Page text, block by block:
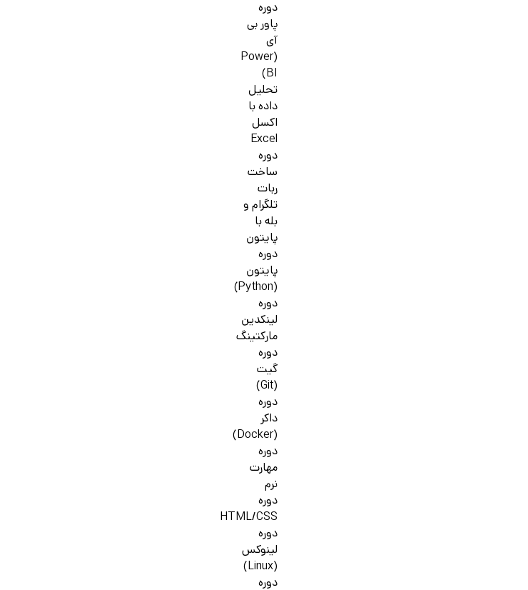
دوره
پاور بی
آی
(Power
BI)
تحلیل
داده با
اکسل
Excel
دوره
ساخت
ربات
تلگرام و
بله با
پایتون
دوره
پایتون
(Python)
دوره
لینکدین
مارکتینگ
دوره
گیت
(Git)
دوره
داکر
(Docker)
دوره
مهارت
نرم
دوره
HTML/CSS
دوره
لینوکس
(Linux)
دوره